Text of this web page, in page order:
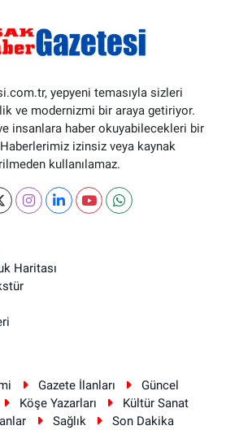
yepyeni temasıyla sizleri
ve modernizmi bir araya getiriyor.
insanlara haber okuyabilecekleri bir
izinsiz veya kaynak
kullanılamaz.
Haritası
Gazete İlanları
Güncel
Köşe Yazarları
Kültür Sanat
Sağlık Son Dakika